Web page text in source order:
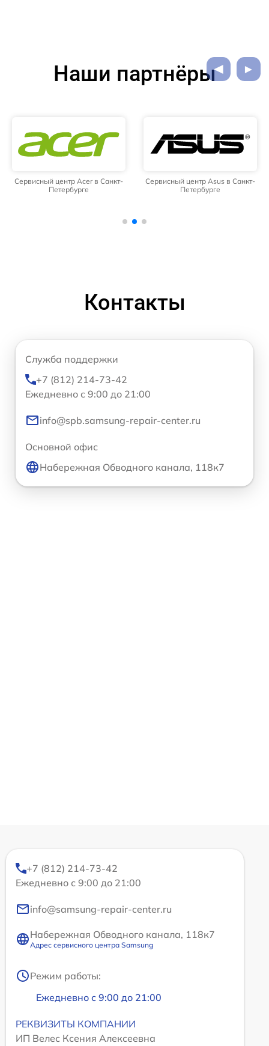
Наши партнёры
Сервисный центр Acer в Санкт-
Петербурге
Сервисный центр Asus в Санкт-
Петербурге
Контакты
Служба поддержки
+7 (812) 214-73-42
Ежедневно с 9:00 до 21:00
info@spb.samsung-repair-center.ru
Основной офис
Набережная Обводного канала, 118к7
+7 (812) 214-73-42
Ежедневно с 9:00 до 21:00
info@samsung-repair-center.ru
Набережная Обводного канала, 118к7
Адрес сервисного центра Samsung
Режим работы:
Ежедневно с 9:00 до 21:00
РЕКВИЗИТЫ КОМПАНИИ
ИП Велес Ксения Алексеевна